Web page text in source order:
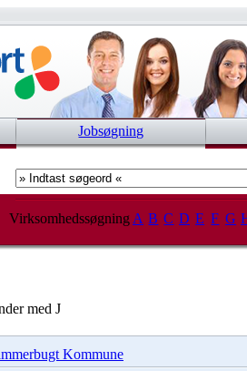
Jobsøgning
Virksomhedssøgning A B C D E F G
med J
Kommune